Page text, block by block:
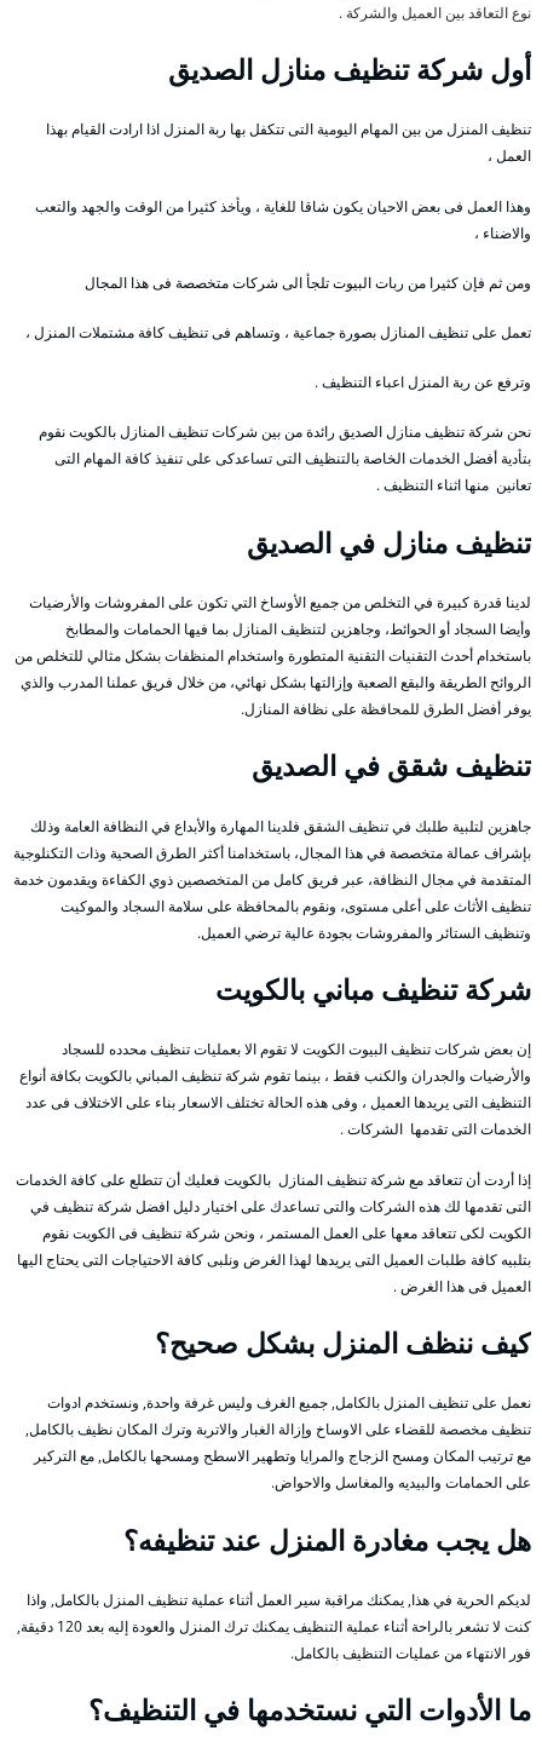
نوع التعاقد بين العميل والشركة .
أول شركة تنظيف منازل الصديق
تنظيف المنزل من بين المهام اليومية التى تتكفل بها ربة المنزل اذا ارادت القيام بهذا
العمل ،
وهذا العمل فى بعض الاحيان يكون شاقا للغاية ، ويأخذ كثيرا من الوقت والجهد والتعب
والاضناء ،
ومن ثم فإن كثيرا من ربات البيوت تلجأ الى شركات متخصصة فى هذا المجال
تعمل على تنظيف المنازل بصورة جماعية ، وتساهم فى تنظيف كافة مشتملات المنزل ،
وترفع عن ربة المنزل اعباء التنظيف .
نحن شركة تنظيف منازل الصديق رائدة من بين شركات تنظيف المنازل بالكويت نقوم
بتأدية أفضل الخدمات الخاصة بالتنظيف التى تساعدكى على تنفيذ كافة المهام التى
تعانين منها اثناء التنظيف .
تنظيف منازل في الصديق
لدينا قدرة كبيرة في التخلص من جميع الأوساخ التي تكون على المفروشات والأرضيات
وأيضا السجاد أو الحوائط، وجاهزين لتنظيف المنازل بما فيها الحمامات والمطابخ
باستخدام أحدث التقنيات التقنية المتطورة واستخدام المنظفات بشكل مثالي للتخلص من
الروائح الطريقة والبقع الصعبة وإزالتها بشكل نهائي، من خلال فريق عملنا المدرب والذي
يوفر أفضل الطرق للمحافظة على نظافة المنازل.
تنظيف شقق في الصديق
جاهزين لتلبية طلبك في تنظيف الشقق فلدينا المهارة والأبداع في النظافة العامة وذلك
بإشراف عمالة متخصصة في هذا المجال، باستخدامنا أكثر الطرق الصحية وذات التكنلوجية
المتقدمة في مجال النظافة، عبر فريق كامل من المتخصصين ذوي الكفاءة ويقدمون خدمة
تنظيف الأثاث على أعلى مستوى، ونقوم بالمحافظة على سلامة السجاد والموكيت
وتنظيف الستائر والمفروشات بجودة عالية ترضي العميل.
شركة تنظيف مباني بالكويت
إن بعض شركات تنظيف البيوت الكويت لا تقوم الا بعمليات تنظيف محدده للسجاد
والأرضيات والجدران والكنب فقط ، بينما تقوم شركة تنظيف المباني بالكويت بكافة أنواع
التنظيف التى يريدها العميل ، وفى هذه الحالة تختلف الاسعار بناء على الاختلاف فى عدد
الخدمات التى تقدمها الشركات .
إذا أردت أن تتعاقد مع شركة تنظيف المنازل بالكويت فعليك أن تتطلع على كافة الخدمات
التى تقدمها لك هذه الشركات والتى تساعدك على اختيار دليل افضل شركة تنظيف في
الكويت لكى تتعاقد معها على العمل المستمر ، ونحن شركة تنظيف فى الكويت نقوم
بتلبيه كافة طلبات العميل التى يريدها لهذا الغرض ونلبى كافة الاحتياجات التى يحتاج اليها
العميل فى هذا الغرض .
كيف ننظف المنزل بشكل صحيح؟
نعمل على تنظيف المنزل بالكامل, جميع الغرف وليس غرفة واحدة, ونستخدم ادوات
تنظيف مخصصة للقضاء على الاوساخ وإزالة الغبار والاتربة وترك المكان نظيف بالكامل,
مع ترتيب المكان ومسح الزجاج والمرايا وتطهير الاسطح ومسحها بالكامل, مع التركير
على الحمامات والبيديه والمغاسل والاحواض.
هل يجب مغادرة المنزل عند تنظيفه؟
لديكم الحرية في هذا, يمكنك مراقبة سير العمل أثناء عملية تنظيف المنزل بالكامل, واذا
كنت لا تشعر بالراحة أثناء عملية التنظيف يمكنك ترك المنزل والعودة إليه بعد 120 دقيقة,
فور الانتهاء من عمليات التنظيف بالكامل.
ما الأدوات التي نستخدمها في التنظيف؟